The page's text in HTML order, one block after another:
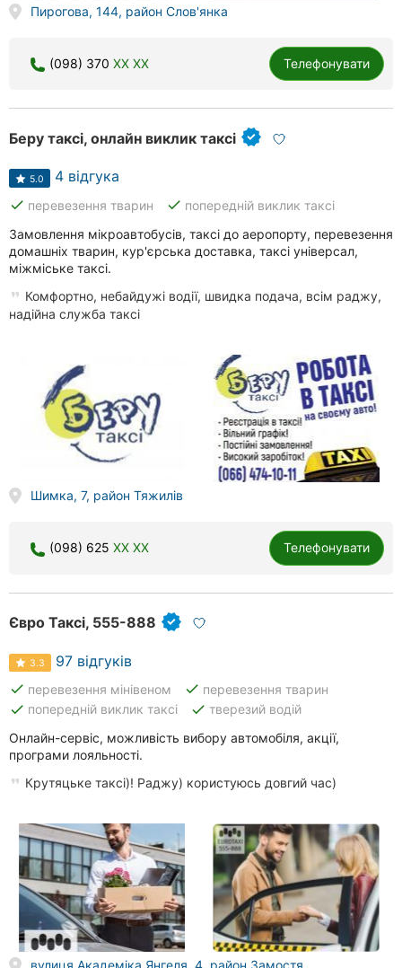
Пирогова, 144, район Слов'янка
(098) 370 XX XX Телефонувати
Беру таксі, онлайн виклик таксі
5.0 4 відгука
done перевезення тварин done попередній виклик таксі
Замовлення мікроавтобусів, таксі до аеропорту, перевезення
домашніх тварин, кур'єрська доставка, таксі універсал,
міжміське таксі.
Комфортно, небайдужі водії, швидка подача, всім раджу,
надійна служба таксі
Шимка, 7, район Тяжилів
(098) 625 XX XX Телефонувати
Євро Таксі, 555-888
3.3 97 відгуків
done перевезення мінівеном done перевезення тварин
done попередній виклик таксі done тверезий водій
Онлайн-сервіс, можливість вибору автомобіля, акції,
програми лояльності.
Крутяцьке таксі)! Раджу) користуюсь довгий час)
вулиця Академіка Янгеля, 4, район Замостя